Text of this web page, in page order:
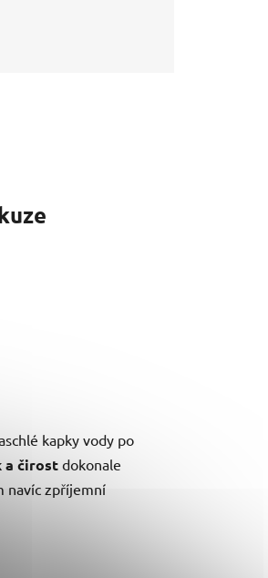
kapky vody po
a čirostdokonale
navíc zpříjemní